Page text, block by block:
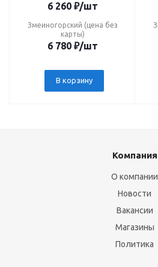
6 260₽/шт
Змеиногорский (цена без
карты)
6 780₽/шт
В корзину
Компания
О компании
Новости
Вакансии
Магазины
Политика